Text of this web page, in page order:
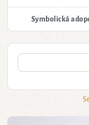
Symbolická